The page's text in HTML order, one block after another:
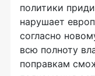
политики
нарушает
согласно
всю полноту
поправкам